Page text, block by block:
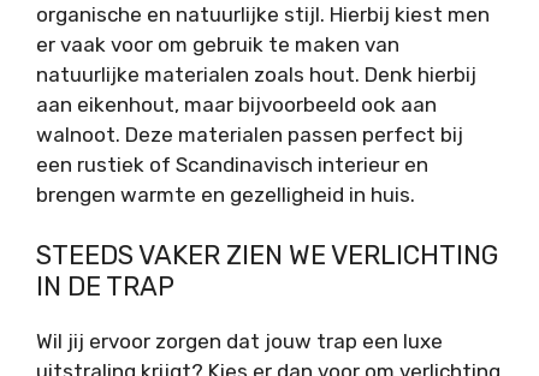
organische en natuurlijke stijl. Hierbij kiest men
er vaak voor om gebruik te maken van
natuurlijke materialen zoals hout. Denk hierbij
aan eikenhout, maar bijvoorbeeld ook aan
walnoot. Deze materialen passen perfect bij
een rustiek of Scandinavisch interieur en
brengen warmte en gezelligheid in huis.
STEEDS VAKER ZIEN WE VERLICHTING
IN DE TRAP
Wil jij ervoor zorgen dat jouw trap een luxe